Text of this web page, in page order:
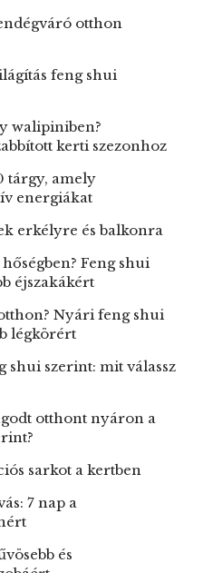
otthon
feng shui
walipiniben?
kerti szezonhoz
tárgy, amely
energiákat
erkélyre és balkonra
Feng shui
éjszakákért
Nyári feng shui
légkörért
shui szerint: mit válassz
otthont nyáron a
sarkot a kertben
7 nap a
és